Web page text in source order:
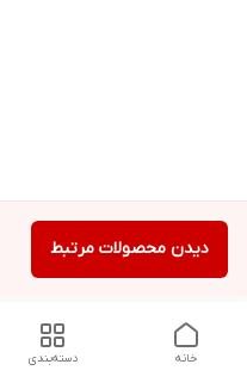
دیدن محصولات مرتبط
دسته‌بندی خانه